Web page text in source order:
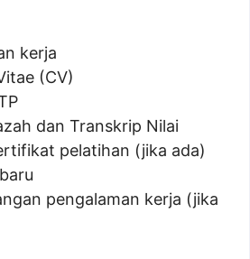
kerja
(CV)
dan Transkrip Nilai
pelatihan (jika ada)
pengalaman kerja (jika